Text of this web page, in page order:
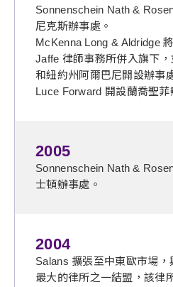
Sonnenschein Nath &
尼克斯辦事處。
McKenna Long & Aldridge
Jaffe 律師事務所併入旗下
和紐約州阿爾巴尼開設辦事
Luce Forward 開設蘭喬聖菲
2005
Sonnenschein Nath &
士頓辦事處。
2004
Salans 擴張至中東歐市場，
最大的律所之一結盟，該律